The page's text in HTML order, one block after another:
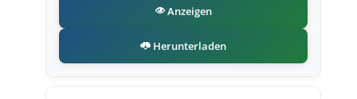
Anzeigen
Herunterladen